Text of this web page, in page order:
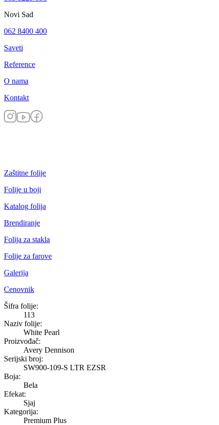
Novi Sad
062 8400 400
Saveti
Reference
O nama
Kontakt
Zaštitne folije
Folije u boji
Katalog folija
Brendiranje
Folija za stakla
Folije za farove
Galerija
Cenovnik
White Pearl
Šifra folije:
113
Naziv folije:
White Pearl
Proizvođač:
Avery Dennison
Serijski broj:
SW900-109-S LTR EZSR
Boja:
Bela
Efekat:
Sjaj
Kategorija:
Premium Plus